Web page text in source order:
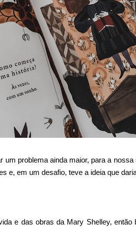
problema ainda maior, para a
e, em um desafio, teve a ideia que
e das obras da Mary Shelley,